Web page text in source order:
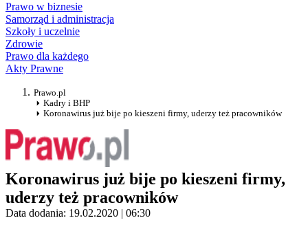
Prawo w biznesie
Samorząd i administracja
Szkoły i uczelnie
Zdrowie
Prawo dla każdego
Akty Prawne
Prawo.pl
Kadry i BHP
Koronawirus już bije po kieszeni firmy, uderzy też pracowników
Koronawirus już bije po kieszeni firmy,
uderzy też pracowników
Data dodania: 19.02.2020 | 06:30